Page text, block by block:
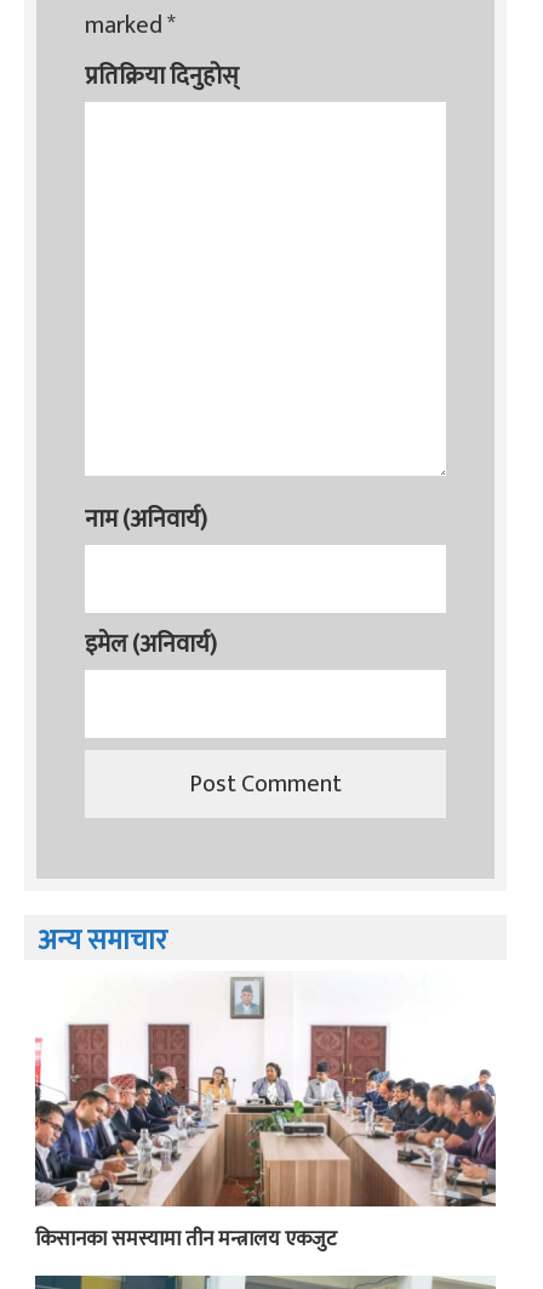
marked*
प्रतिक्रिया दिनुहोस्
नाम (अनिवार्य)
इमेल (अनिवार्य)
अन्य समाचार
किसानका समस्यामा तीन मन्त्रालय एकजुट